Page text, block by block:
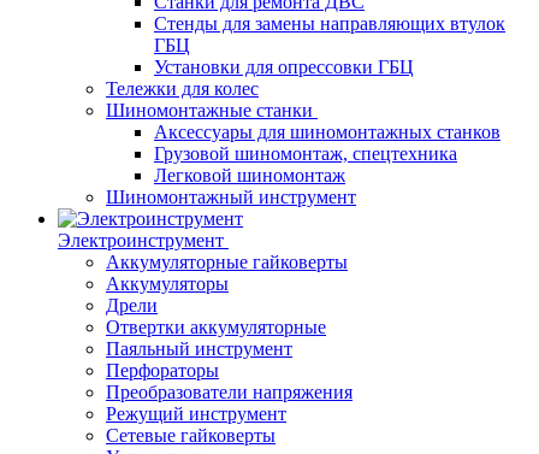
Стенды для замены направляющих втулок
ГБЦ
Установки для опрессовки ГБЦ
Тележки для колес
Шиномонтажные станки
Аксессуары для шиномонтажных станков
Грузовой шиномонтаж, спецтехника
Легковой шиномонтаж
Шиномонтажный инструмент
Электроинструмент
Аккумуляторные гайковерты
Аккумуляторы
Дрели
Отвертки аккумуляторные
Паяльный инструмент
Перфораторы
Преобразователи напряжения
Режущий инструмент
Сетевые гайковерты